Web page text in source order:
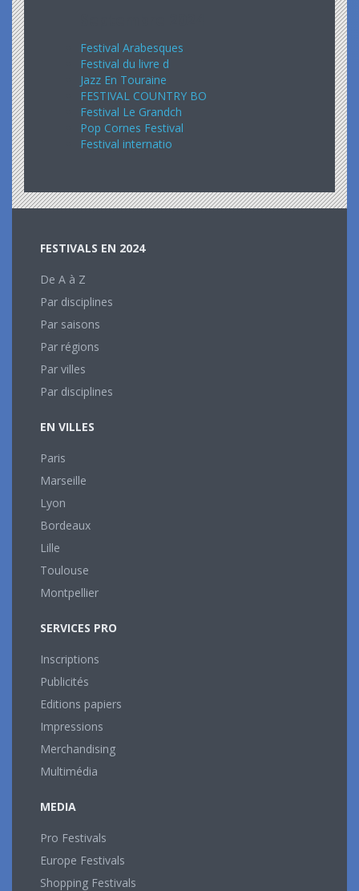
Festival Arabesques
Festival du livre d
Jazz En Touraine
FESTIVAL COUNTRY BO
Festival Le Grandch
Pop Cornes Festival
Festival internatio
FESTIVALS EN 2024
De A à Z
Par disciplines
Par saisons
Par régions
Par villes
Par disciplines
EN VILLES
Paris
Marseille
Lyon
Bordeaux
Lille
Toulouse
Montpellier
SERVICES PRO
Inscriptions
Publicités
Editions papiers
Impressions
Merchandising
Multimédia
MEDIA
Pro Festivals
Europe Festivals
Shopping Festivals